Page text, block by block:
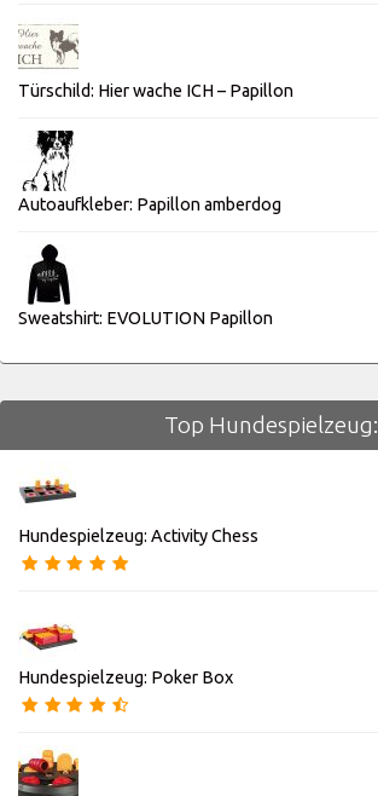
Türschild: Hier wache ICH – Papillon
Autoaufkleber: Papillon amberdog
Sweatshirt: EVOLUTION Papillon
Top Hundespielzeug:
Hundespielzeug: Activity Chess
Hundespielzeug: Poker Box